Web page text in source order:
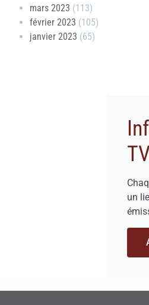
mars 2023 (113)
février 2023 (105)
janvier 2023 (65)
un